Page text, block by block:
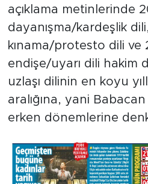
açıklama metinlerinde
dayanışma/kardeşlik
kınama/protesto dili ve
endişe/uyarı dili hakim
uzlaşı dilinin en koyu
aralığına, yani
erken dönemlerine